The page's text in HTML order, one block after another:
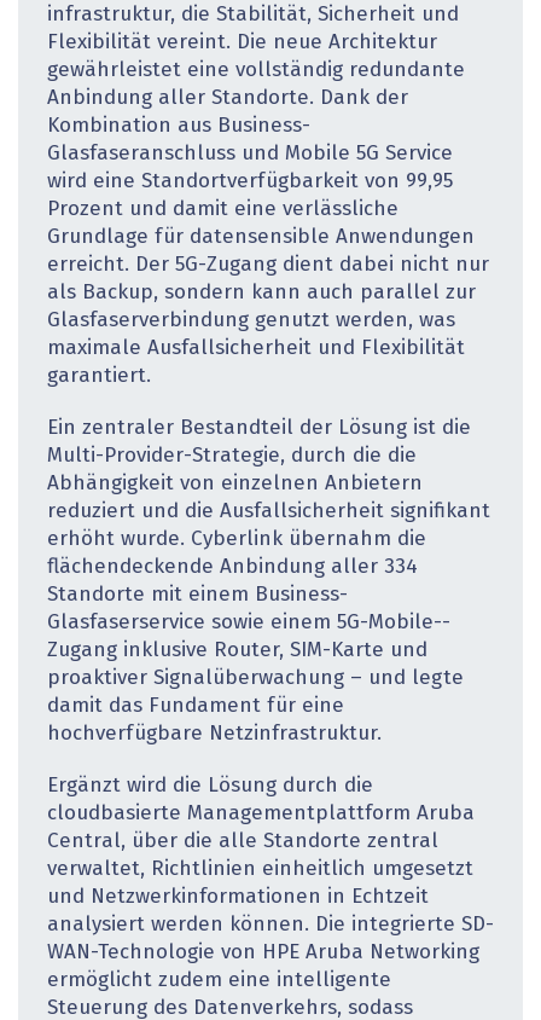
infrastruktur, die Stabilität, Sicherheit und
Flexibilität vereint. Die neue Architektur
gewährleistet eine vollständig redundante
Anbindung aller Standorte. Dank der
Kombination aus Business-
Glasfaseranschluss und Mobile 5G Service
wird eine Standortverfügbarkeit von 99,95
Prozent und damit eine verlässliche
Grundlage für datensensible Anwendungen
erreicht. Der 5G-Zugang dient dabei nicht nur
als Backup, sondern kann auch parallel zur
Glasfaserverbindung genutzt werden, was
maximale Ausfallsicherheit und Flexibilität
garantiert.
Ein zentraler Bestandteil der Lösung ist die
Multi-Provider-­Strategie, durch die die
Abhängigkeit von einzelnen Anbietern
reduziert und die Ausfallsicherheit signifikant
erhöht wurde. Cyberlink übernahm die
flächendeckende Anbindung aller 334
Standorte mit einem Business-
Glasfaserservice sowie einem 5G-Mobile-­
Zugang inklusive Router, SIM-Karte und
proaktiver Signalüber­wachung – und legte
damit das Fundament für eine
hochverfügbare Netzinfrastruktur.
Ergänzt wird die Lösung durch die
cloudbasierte Managementplattform Aruba
Central, über die alle Standorte zentral
verwaltet, Richtlinien einheitlich umgesetzt
und Netzwerkinforma­tionen in Echtzeit
analysiert werden können. Die integrierte SD-
WAN-Technologie von HPE Aruba Networking
ermöglicht zudem eine intelligente
Steuerung des Datenverkehrs, sodass